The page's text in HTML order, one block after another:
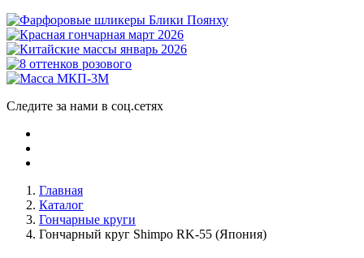
Следите за нами в соц.сетях
Главная
Каталог
Гончарные круги
Гончарный круг Shimpo RK-55 (Япония)